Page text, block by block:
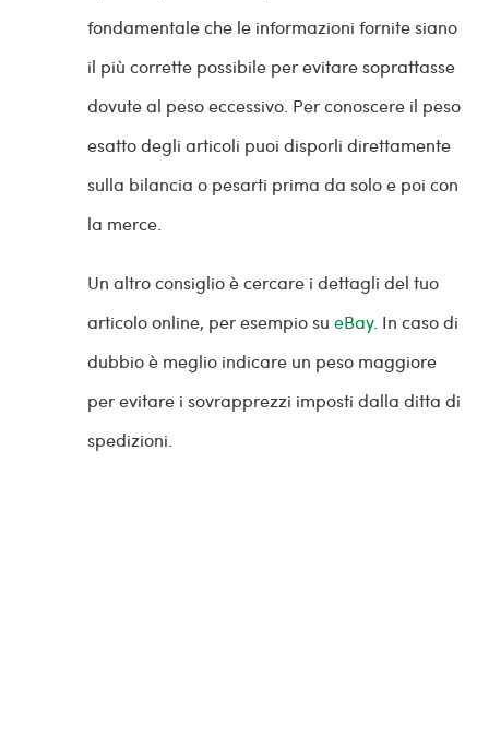
fondamentale che le informazioni fornite siano
il più corrette possibile per evitare soprattasse
dovute al peso eccessivo. Per conoscere il peso
esatto degli articoli puoi disporli direttamente
sulla bilancia o pesarti prima da solo e poi con
la merce.
Un altro consiglio è cercare i dettagli del tuo
articolo online, per esempio su eBay. In caso di
dubbio è meglio indicare un peso maggiore
per evitare i sovrapprezzi imposti dalla ditta di
spedizioni.